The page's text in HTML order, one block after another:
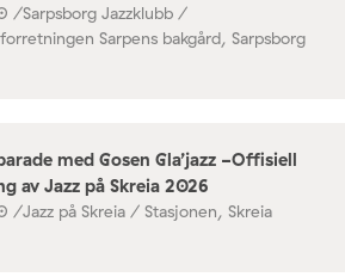
/Sarpsborg Jazzklubb /
Sarpens bakgård, Sarpsborg
med Gosen Gla’jazz -Offisiell
av Jazz på Skreia 2026
/Jazz på Skreia / Stasjonen, Skreia